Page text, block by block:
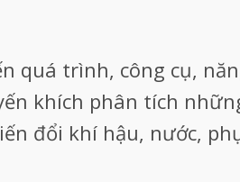
quá trình, công cụ,
khích phân tích
đổi khí hậu, nước,